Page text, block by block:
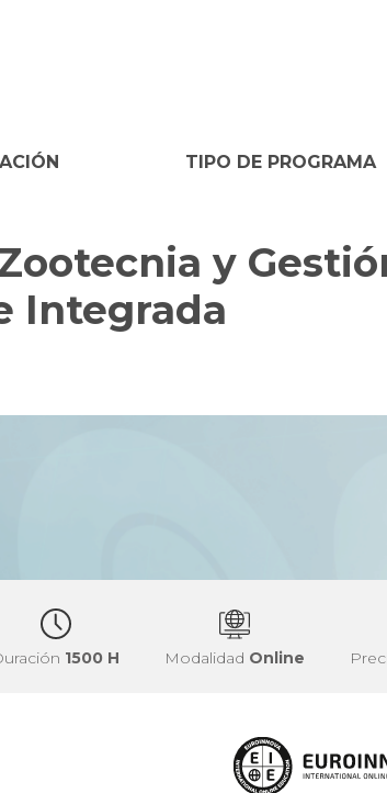
TIPO DE PROGRAMA
y
Integrada
1500 H Modalidad Online